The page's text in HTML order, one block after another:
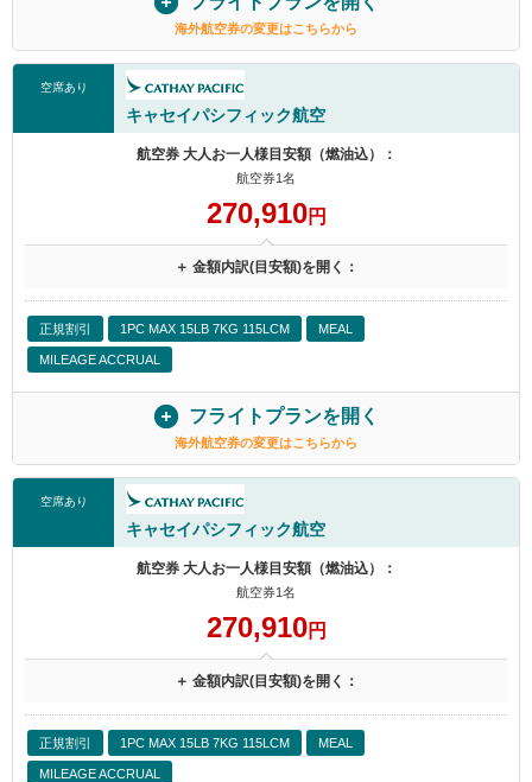
海外航空券の変更はこちらから
空席あり
キャセイパシフィック航空
航空券 大人お一人様目安額（燃油込）：
航空券1名
270,910円
＋ 金額内訳(目安額)を開く：
正規割引 1PC MAX 15LB 7KG 115LCM MEAL
MILEAGE ACCRUAL
フライトプランを開く
海外航空券の変更はこちらから
空席あり
キャセイパシフィック航空
航空券 大人お一人様目安額（燃油込）：
航空券1名
270,910円
＋ 金額内訳(目安額)を開く：
正規割引 1PC MAX 15LB 7KG 115LCM MEAL
MILEAGE ACCRUAL